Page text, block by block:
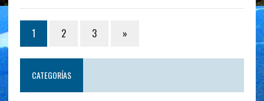
1 2 3 »
CATEGORÍAS